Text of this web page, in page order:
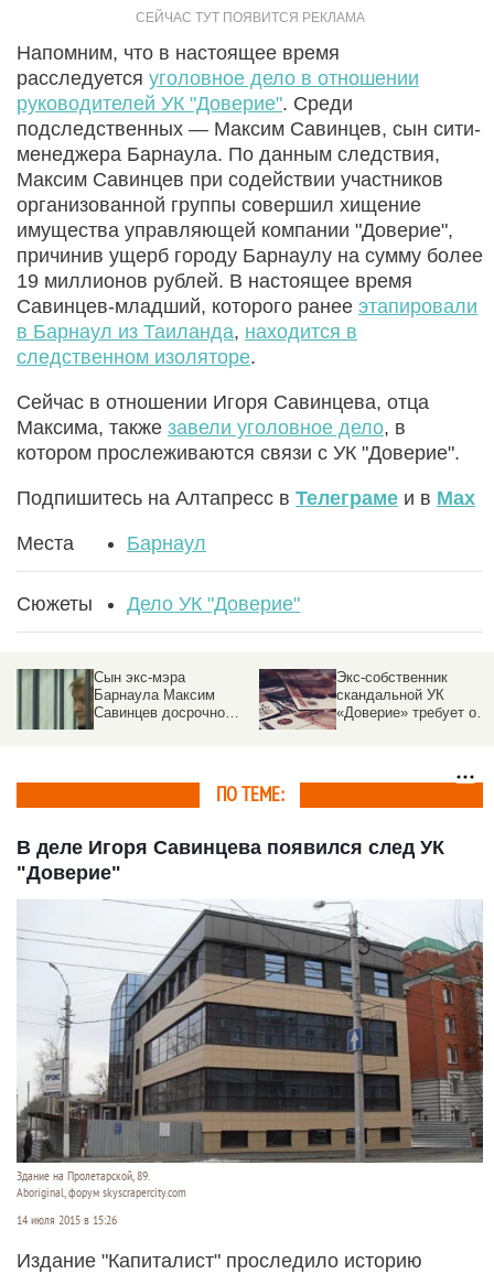
Напомним, что в настоящее время
расследуется уголовное дело в отношении
руководителей УК "Доверие". Среди
подследственных — Максим Савинцев, сын сити-
менеджера Барнаула. По данным следствия,
Максим Савинцев при содействии участников
организованной группы совершил хищение
имущества управляющей компании "Доверие",
причинив ущерб городу Барнаулу на сумму более
19 миллионов рублей. В настоящее время
Савинцев-младший, которого ранее этапировали
в Барнаул из Таиланда, находится в
следственном изоляторе.
Сейчас в отношении Игоря Савинцева, отца
Максима, также завели уголовное дело, в
котором прослеживаются связи с УК "Доверие".
Подпишитесь на Алтапресс в Телеграме и в Max
Места Барнаул
Сюжеты Дело УК "Доверие"
Сын экс-мэра
Барнаула Максим
Савинцев досрочно
Экс-собственник
скандальной УК
«Доверие» требует от
ПО ТЕМЕ:
В деле Игоря Савинцева появился след УК
"Доверие"
Здание на Пролетарской, 89.
Aboriginal, форум skyscrapercity.com
14 июля 2015 в 15:26
Издание "Капиталист" проследило историю